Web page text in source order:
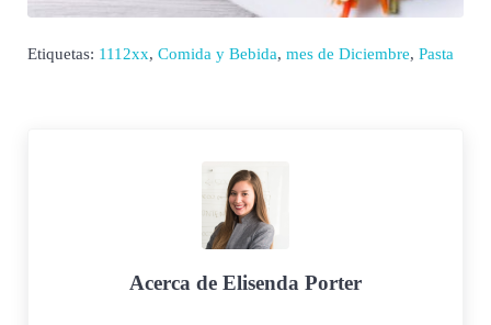
Etiquetas: 1112xx, Comida y Bebida, mes de Diciembre, Pasta
Acerca de Elisenda Porter